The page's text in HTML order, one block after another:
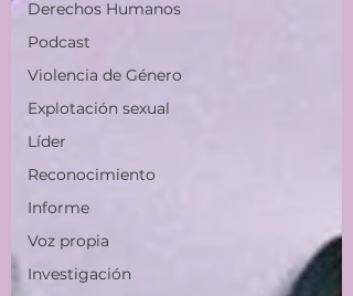
Derechos Humanos
Podcast
Violencia de Género
Explotación sexual
Líder
Reconocimiento
Informe
Voz propia
Investigación